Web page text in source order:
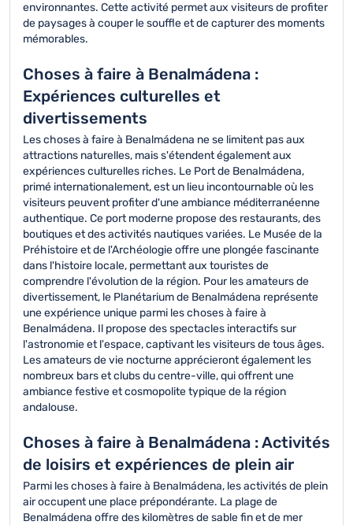
environnantes. Cette activité permet aux visiteurs de profiter
de paysages à couper le souffle et de capturer des moments
mémorables.
Choses à faire à Benalmádena :
Expériences culturelles et
divertissements
Les choses à faire à Benalmádena ne se limitent pas aux
attractions naturelles, mais s'étendent également aux
expériences culturelles riches. Le Port de Benalmádena,
primé internationalement, est un lieu incontournable où les
visiteurs peuvent profiter d'une ambiance méditerranéenne
authentique. Ce port moderne propose des restaurants, des
boutiques et des activités nautiques variées. Le Musée de la
Préhistoire et de l'Archéologie offre une plongée fascinante
dans l'histoire locale, permettant aux touristes de
comprendre l'évolution de la région. Pour les amateurs de
divertissement, le Planétarium de Benalmádena représente
une expérience unique parmi les choses à faire à
Benalmádena. Il propose des spectacles interactifs sur
l'astronomie et l'espace, captivant les visiteurs de tous âges.
Les amateurs de vie nocturne apprécieront également les
nombreux bars et clubs du centre-ville, qui offrent une
ambiance festive et cosmopolite typique de la région
andalouse.
Choses à faire à Benalmádena : Activités
de loisirs et expériences de plein air
Parmi les choses à faire à Benalmádena, les activités de plein
air occupent une place prépondérante. La plage de
Benalmádena offre des kilomètres de sable fin et de mer